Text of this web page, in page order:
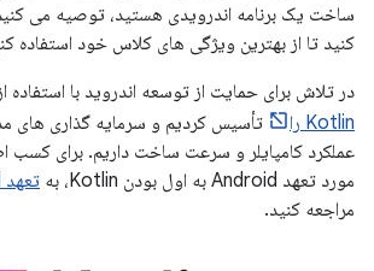
کنید تا از بهترین ویژگی های کلاس خود استفاده
در تلاش برای حمایت از توسعه اندروید با استفاده از Kotlin، ما
Kotlin را
تأسیس کردیم و سرمایه گذاری های
عملکرد کامپایلر و سرعت ساخت داریم. برای کسب
مورد تعهد Android به اول بودن Kotlin، به
تعهد Android به Kotlin
مراجعه کنید.